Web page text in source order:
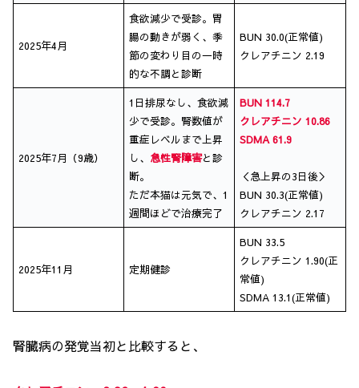
2025年4月
食欲減少で受診。胃
腸の動きが弱く、季
節の変わり目の一時
的な不調と診断
BUN 30.0(正常値)
クレアチニン 2.19
2025年7月（9歳）
1日排尿なし、食欲減
少で受診。腎数値が
重症レベルまで上昇
し、 急性腎障害と診
断。
ただ本猫は元気で、1
週間ほどで治療完了
BUN 114.7
クレアチニン 10.86
SDMA 61.9
＜急上昇の3日後＞
BUN 30.3(正常値)
クレアチニン 2.17
2025年11月 定期健診
BUN 33.5
クレアチニン 1.90(正
常値)
SDMA 13.1(正常値)
腎臓病の発覚当初と比較すると、